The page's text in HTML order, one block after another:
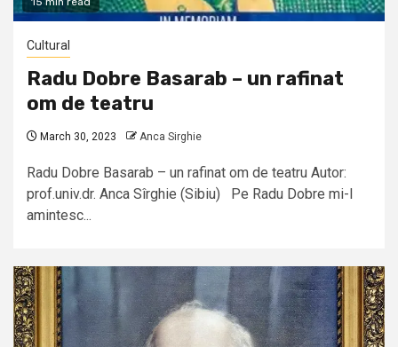
Cultural
Radu Dobre Basarab – un rafinat
om de teatru
March 30, 2023 Anca Sirghie
Radu Dobre Basarab – un rafinat om de teatru Autor:
prof.univ.dr. Anca Sîrghie (Sibiu) Pe Radu Dobre mi-l
amintesc...